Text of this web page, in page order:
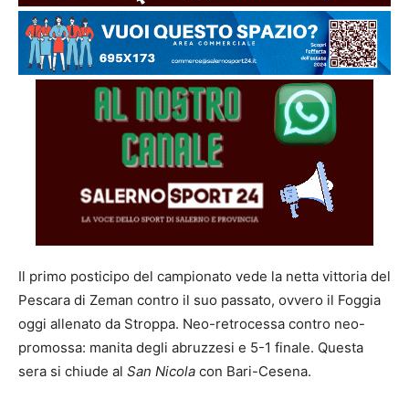
Il primo posticipo del campionato vede la netta vittoria del
Pescara di Zeman contro il suo passato, ovvero il Foggia
oggi allenato da Stroppa. Neo-retrocessa contro neo-
promossa: manita degli abruzzesi e 5-1 finale. Questa
sera si chiude al San Nicola con Bari-Cesena.